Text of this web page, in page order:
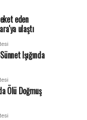
eden
ulaştı
Işığında
Ölü Doğmuş